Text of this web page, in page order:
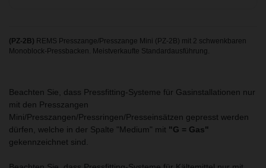
(PZ-2B) REMS Presszange/Presszange Mini (PZ-2B) mit 2 schwenkbaren
Monoblock-Pressbacken. Meistverkaufte Standardausführung.
Beachten Sie, dass Pressfitting-Systeme für Gasinstallationen nur
mit den Presszangen
Mini/Presszangen/Pressringen/Presseinsätzen gepresst werden
dürfen, welche in der Spalte "Medium" mit "G = Gas"
gekennzeichnet sind.